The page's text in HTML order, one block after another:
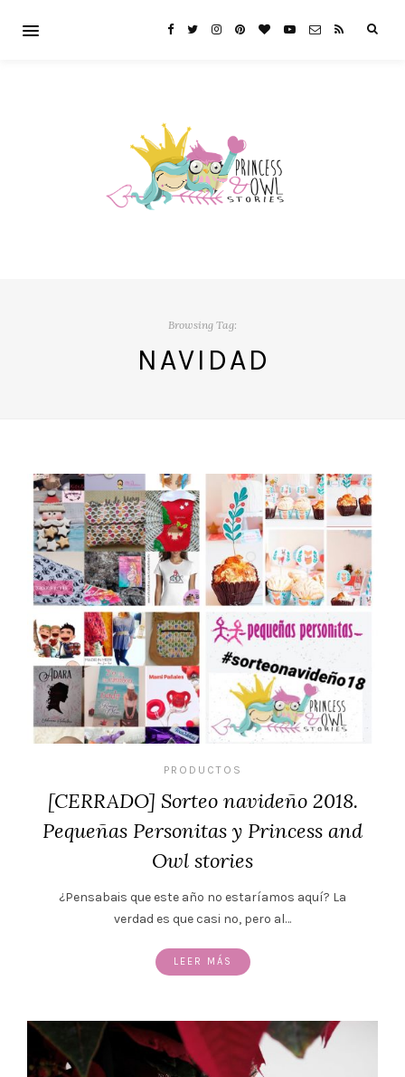
Browsing Tag:
NAVIDAD
PRODUCTOS
[CERRADO] Sorteo navideño 2018.
Pequeñas Personitas y Princess and
Owl stories
¿Pensabais que este año no estaríamos aquí? La
verdad es que casi no, pero al…
LEER MÁS